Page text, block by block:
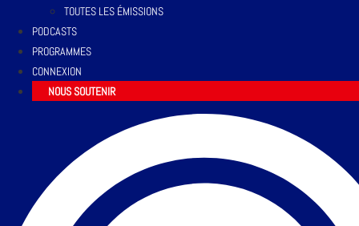
TOUTES LES ÉMISSIONS
PODCASTS
PROGRAMMES
CONNEXION
NOUS SOUTENIR